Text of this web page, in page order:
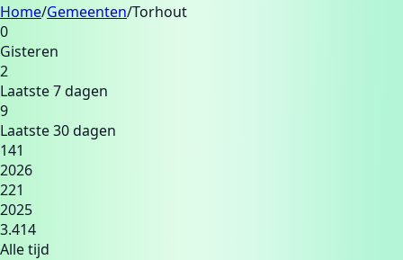
Home/Gemeenten/Torhout
0
Gisteren
2
Laatste 7 dagen
9
Laatste 30 dagen
141
2026
221
2025
3.414
Alle tijd